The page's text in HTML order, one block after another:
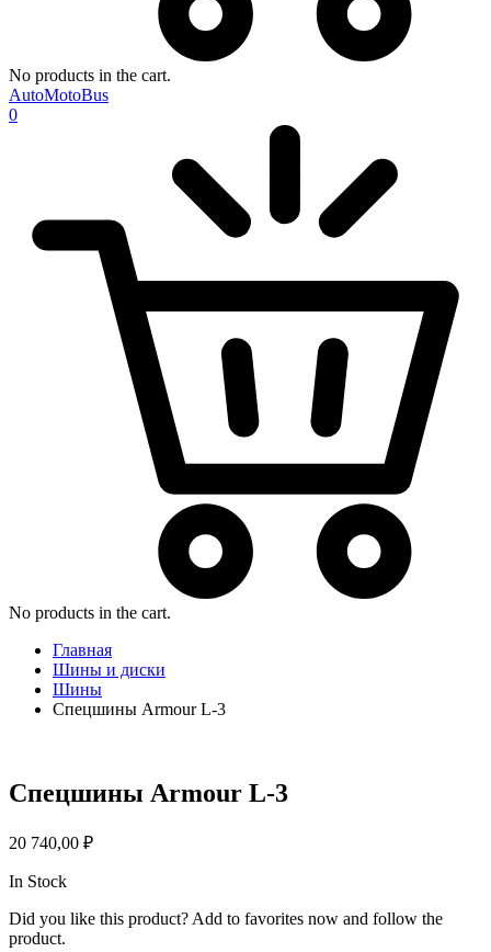
No products in the cart.
AutoMotoBus
0
No products in the cart.
Главная
Шины и диски
Шины
Спецшины Armour L-3
Спецшины Armour L-3
20 740,00 ₽
In Stock
Did you like this product? Add to favorites now and follow the
product.